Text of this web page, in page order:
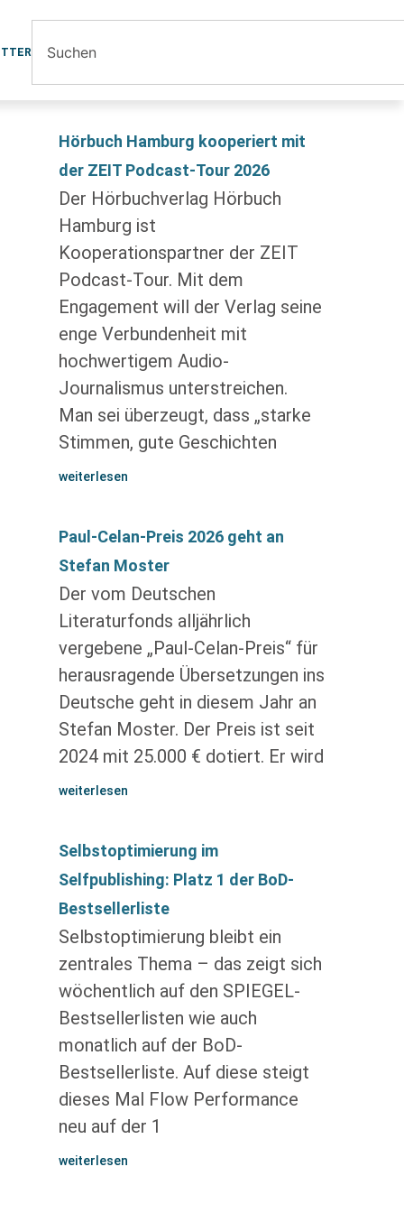
Hörbuch Hamburg kooperiert mit
der ZEIT Podcast-Tour 2026
Der Hörbuchverlag Hörbuch
Hamburg ist
Kooperationspartner der ZEIT
Podcast-Tour. Mit dem
Engagement will der Verlag seine
enge Verbundenheit mit
hochwertigem Audio-
Journalismus unterstreichen.
Man sei überzeugt, dass „starke
Stimmen, gute Geschichten
weiterlesen
Paul-Celan-Preis 2026 geht an
Stefan Moster
Der vom Deutschen
Literaturfonds alljährlich
vergebene „Paul-Celan-Preis“ für
herausragende Übersetzungen ins
Deutsche geht in diesem Jahr an
Stefan Moster. Der Preis ist seit
2024 mit 25.000 € dotiert. Er wird
weiterlesen
Selbstoptimierung im
Selfpublishing: Platz 1 der BoD-
Bestsellerliste
Selbstoptimierung bleibt ein
zentrales Thema – das zeigt sich
wöchentlich auf den SPIEGEL-
Bestsellerlisten wie auch
monatlich auf der BoD-
Bestsellerliste. Auf diese steigt
dieses Mal Flow Performance
neu auf der 1
weiterlesen